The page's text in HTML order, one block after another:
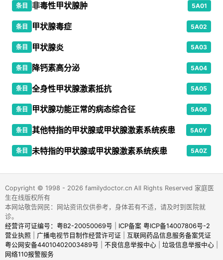
条目 非毒性甲状腺肿 5A01
条目 甲状腺毒症 5A02
条目 甲状腺炎 5A03
条目 降钙素高分泌 5A04
条目 全身性甲状腺激素抵抗 5A05
条目 甲状腺功能正常的病态综合征 5A06
条目 其他特指的甲状腺或甲状腺激素系统疾患 5A0Y
条目 未特指的甲状腺或甲状腺激素系统疾患 5A0Z
Copyright © 1998 - 2026 familydoctor.cn All Rights Reserved 家庭医
生在线版权所有
本网站敬告网民：网站资讯仅供参考，身体若有不适，请及时到医院就
诊。
经营许可证编号：粤B2-20050069号
ICP备案 粤ICP备14007806号-2
营业执照
广播电视节目制作经营许可证
互联网药品信息服务备案凭证
粤公网安备44010402003489号
不良信息举报中心| 垃圾信息举报中心|
网络110报警服务